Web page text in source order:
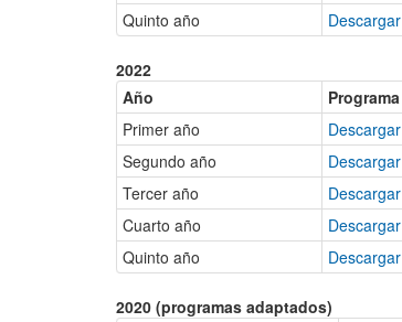
Quinto año
Descargar
2022
Año
Programa
Primer año
Descargar
Segundo año
Descargar
Tercer año
Descargar
Cuarto año
Descargar
Quinto año
Descargar
2020 (programas adaptados)